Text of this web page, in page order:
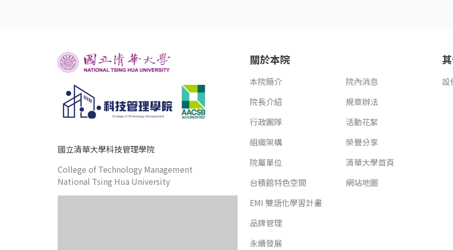
國立清華大學科技管理學院
College of Technology Management
National Tsing Hua University
關於本院
本院簡介
院長介紹
行政團隊
組織架構
院屬單位
台積館特色空間
EMI 雙語化學習計畫
品牌管理
永續發展
院內消息
規章辦法
活動花絮
榮譽分享
清華大學首頁
網站地圖
設